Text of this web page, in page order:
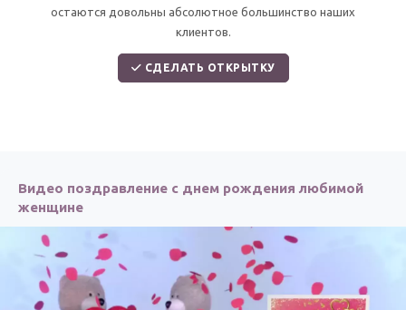
остаются довольны абсолютное большинство наших
клиентов.
СДЕЛАТЬ ОТКРЫТКУ
Видео поздравление с днем рождения любимой
женщине